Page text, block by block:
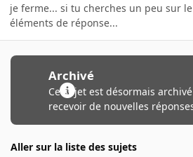
je ferme... si tu cherches un peu sur
éléments de réponse...
Archivé
Ce sujet est désormais
recevoir de nouvelles
Aller sur la liste des sujets